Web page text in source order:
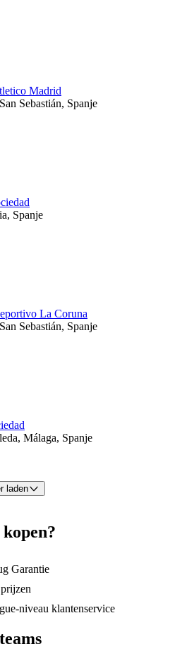
Madrid
San Sebastián, Spanje
, Spanje
La Coruna
San Sebastián, Spanje
, Málaga, Spanje
laden
Garantie
niveau klantenservice